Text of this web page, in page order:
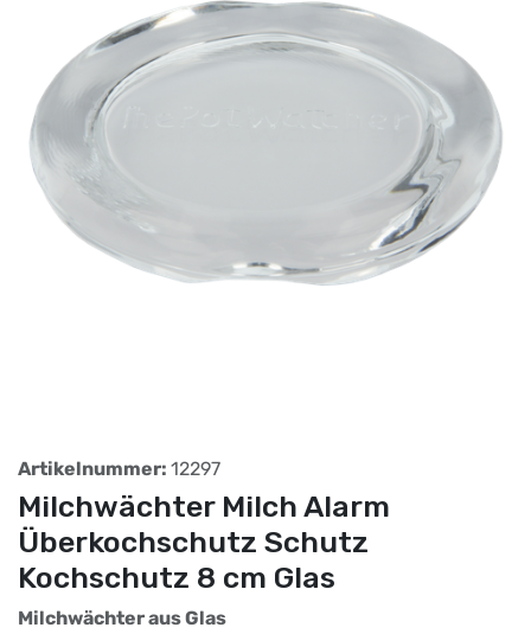
Artikelnummer: 12297
Milchwächter Milch Alarm
Überkochschutz Schutz
Kochschutz 8 cm Glas
Milchwächter aus Glas